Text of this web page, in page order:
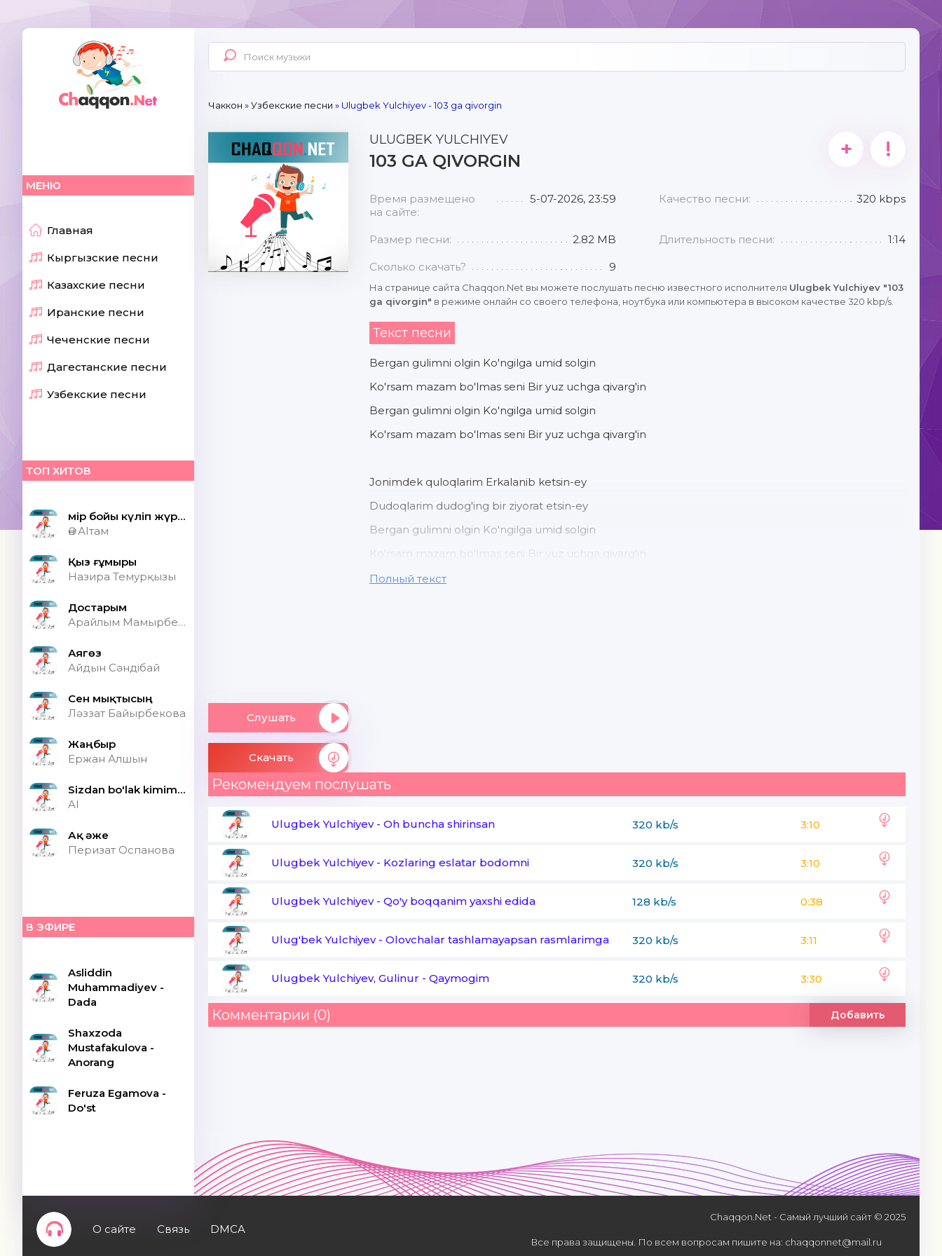
МЕНЮ
Главная
Кыргызские песни
Казахские песни
Иранские песни
Чеченские песни
Дагестанские песни
Узбекские песни
ТОП ХИТОВ
Өмір бойы күліп жүрсек шіркін ай
Ән АІтам
Қыз ғұмыры
Назира Темурқызы
Достарым
Арайлым Мамырбекқызы
Аягөз
Айдын Сәндібай
Сен мықтысың
Ләззат Байырбекова
Жаңбыр
Ержан Алшын
Sizdan bo'lak kimim bor ONA (Speed up)
AI
Ақ әже
Перизат Оспанова
В ЭФИРЕ
Asliddin
Muhammadiyev -
Dada
Shaxzoda
Mustafakulova -
Anorang
Feruza Egamova -
Do'st
Чаккон »Узбекские песни » Ulugbek Yulchiyev - 103 ga qivorgin
Слушать
Скачать
ULUGBEK YULCHIYEV
103 GA QIVORGIN + !
Время размещено
на сайте:
5-07-2026, 23:59 Качество песни: 320 kbps
Размер песни: 2.82 MB Длительность песни: 1:14
Сколько скачать? 9
На странице сайта Chaqqon.Net вы можете послушать песню известного исполнителя Ulugbek Yulchiyev "103
ga qivorgin" в режиме онлайн со своего телефона, ноутбука или компьютера в высоком качестве 320 kbp/s.
Текст песни
Bergan gulimni olgin Ko'ngilga umid solgin
Ko'rsam mazam bo'lmas seni Bir yuz uchga qivarg'in
Bergan gulimni olgin Ko'ngilga umid solgin
Ko'rsam mazam bo'lmas seni Bir yuz uchga qivarg'in
Jonimdek quloqlarim Erkalanib ketsin-ey
Dudoqlarim dudog'ing bir ziyorat etsin-ey
Bergan gulimni olgin Ko'ngilga umid solgin
Ko'rsam mazam bo'lmas seni Bir yuz uchga qivarg'in
Полный текст
Рекомендуем послушать
Ulugbek Yulchiyev- Oh buncha shirinsan 320 kb/s 3:10
Ulugbek Yulchiyev- Kozlaring eslatar bodomni 320 kb/s 3:10
Ulugbek Yulchiyev- Qo'y boqqanim yaxshi edida 128 kb/s 0:38
Ulug'bek Yulchiyev- Olovchalar tashlamayapsan rasmlarimga 320 kb/s 3:11
Ulugbek Yulchiyev, Gulinur - Qaymogim 320 kb/s 3:30
Комментарии (0) Добавить
О сайте Связь DMCA
Chaqqon.Net - Самый лучший сайт © 2025
Все права защищены. По всем вопросам пишите на: chaqqonnet@mail.ru